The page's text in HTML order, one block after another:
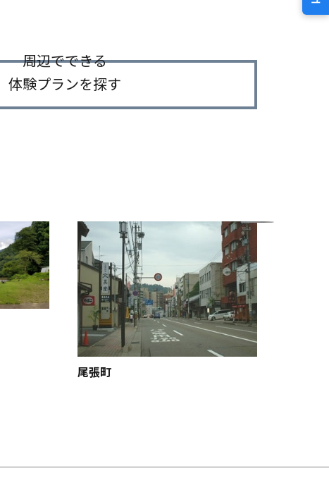
周辺でできる
体験プランを探す
尾張町